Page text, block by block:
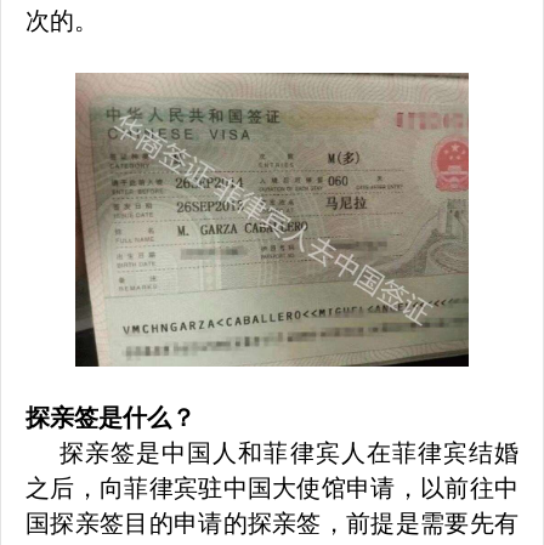
次的。
探亲签是什么？
探亲签是中国人和菲律宾人在菲律宾结婚
之后，向菲律宾驻中国大使馆申请，以前往中
国探亲签目的申请的探亲签，前提是需要先有